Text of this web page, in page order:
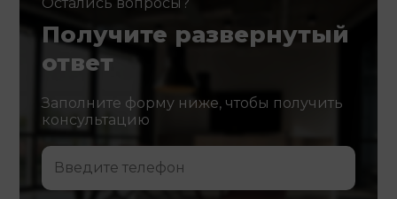
Получите развернутый
ответ
Заполните форму ниже, чтобы получить
консультацию